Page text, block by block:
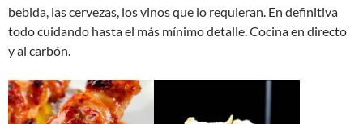
bebida, las cervezas, los vinos que lo requieran. En definitiva
todo cuidando hasta el más mínimo detalle. Cocina en directo
y al carbón.